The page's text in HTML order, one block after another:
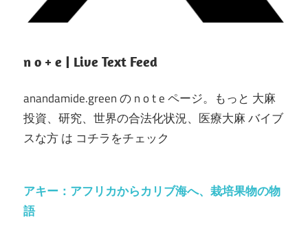
n o + e | Live Text Feed
anandamide.green の n o t e ページ。もっと 大麻
投資、研究、世界の合法化状況、医療大麻 バイブ
スな方 は コチラをチェック
アキー：アフリカからカリブ海へ、栽培果物の物
語